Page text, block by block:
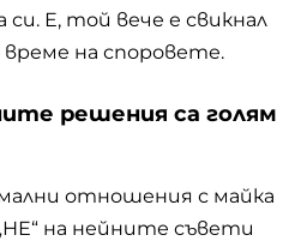
си. Е, той вече е свикнал
време на споровете.
решения са голям
отношения с майка
„НЕ“ на нейните съвети